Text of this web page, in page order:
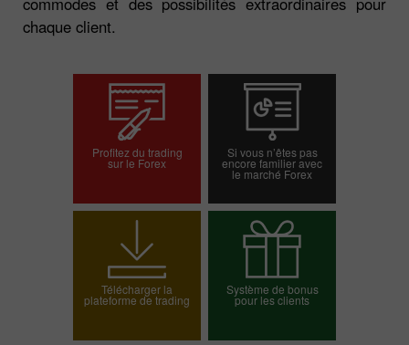
chaque client.
Profitez du trading
sur le Forex
Si vous n’êtes pas
encore familier avec
le marché Forex
Ouvrir un compte
démo
Télécharger la
plateforme de trading
Système de bonus
pour les clients